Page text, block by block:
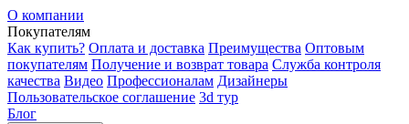
О компании
Покупателям
Как купить? Оплата и доставка Преимущества Оптовым
покупателям Получение и возврат товара Служба контроля
качества Видео Профессионалам Дизайнеры
Пользовательское соглашение 3d тур
Блог